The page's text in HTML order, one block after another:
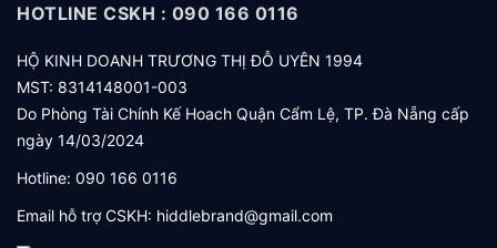
HOTLINE CSKH : 090 166 0116
HỘ KINH DOANH TRƯƠNG THỊ ĐỖ UYÊN 1994
MST: 8314148001-003
Do Phòng Tài Chính Kế Hoach Quận Cẩm Lệ, TP. Đà Nẵng cấp
ngày 14/03/2024
Hotline: 090 166 0116
Email hỗ trợ CSKH: hiddlebrand@gmail.com